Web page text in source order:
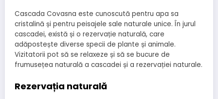
Cascada Covasna este cunoscută pentru apa sa
cristalină și pentru peisajele sale naturale unice. În jurul
cascadei, există și o rezervație naturală, care
adăpostește diverse specii de plante și animale.
Vizitatorii pot să se relaxeze și să se bucure de
frumusețea naturală a cascadei și a rezervației naturale.
Rezervația naturală